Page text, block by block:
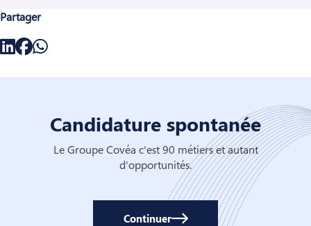
Partager
Candidature spontanée
Le Groupe Covéa c'est 90 métiers et autant
d'opportunités.
Continuer